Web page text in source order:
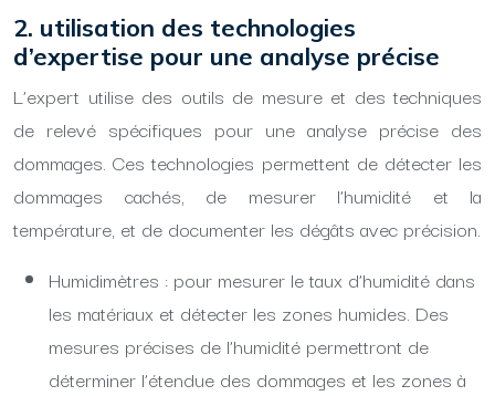
2. utilisation des technologies
d’expertise pour une analyse précise
L’expert utilise des outils de mesure et des techniques
de relevé spécifiques pour une analyse précise des
dommages. Ces technologies permettent de détecter les
dommages cachés, de mesurer l’humidité et la
température, et de documenter les dégâts avec précision.
Humidimètres : pour mesurer le taux d’humidité dans
les matériaux et détecter les zones humides. Des
mesures précises de l’humidité permettront de
déterminer l’étendue des dommages et les zones à